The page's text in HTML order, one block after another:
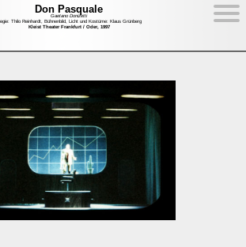
Don Pasquale
Gaetano Donizetti
Thilo Reinhardt, Bühnenbild, Licht und Kostüme: Klaus Grünberg
Kleist Theater Frankfurt / Oder, 1997